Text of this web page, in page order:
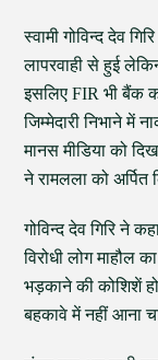
स्वामी गोविन्द देव
लापरवाही से हुई
इसलिए FIR भी बैंक
जिम्मेदारी निभाने में
मानस मीडिया को
ने रामलला को अर्पित
गोविन्द देव गिरि ने
विरोधी लोग माहौल
भड़काने की कोशिशें
बहकावे में नहीं आना